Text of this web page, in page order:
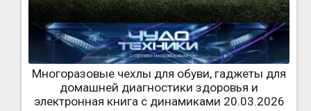
Многоразовые чехлы для обуви, гаджеты для
домашней диагностики здоровья и
электронная книга с динамиками 20.03.2026